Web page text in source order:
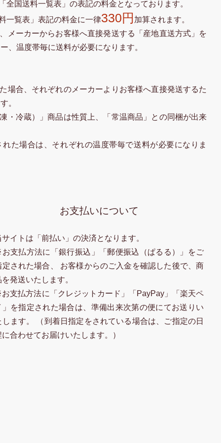
国送料一覧表」の表記の料金となっております。
一覧表」表記の料金に一律330円 加算されます。
メーカーからお客様へ直接発送する「産地直送方式」を
、温度帯毎に送料が必要になります。
場合、それぞれのメーカーよりお客様へ直接発送するた
。
・冷蔵）」商品は性質上、「常温商品」との同梱が出来
た場合は、それぞれの温度帯毎で送料が必要になりま
お支払いについて
サイトは「前払い」の決済となります。
支払方法に「銀行振込」「郵便振込（ぱるる）」をご
定された場合、 お客様からのご入金を確認した後で、商
を発送いたします。
支払方法に「クレジットカード」「PayPay」「楽天ペ
」を指定された場合は、準備出来次第の便にてお送りい
します。 （到着日指定をされている場合は、ご指定の日
に合わせてお届けいたします。）